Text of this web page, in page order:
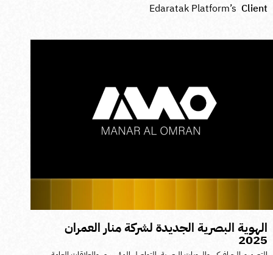
Client
Edaratak Platform’s
الهوية البصرية الجديدة لشركة منار العمران
2025